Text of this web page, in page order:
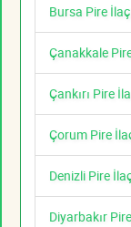
Bursa Pire
Çanakkale
Çankırı Pire
Çorum Pire
Denizli Pire
Diyarbakır